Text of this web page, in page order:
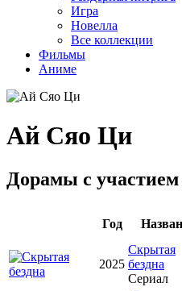
Игра
Новелла
Все коллекции
Фильмы
Аниме
Ай Сяо Ци
Дорамы с
Год
2025
Скрытая
бездна
Сериал